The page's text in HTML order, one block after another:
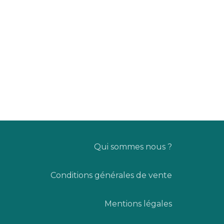
Qui sommes nous ?
Conditions générales de vente
Mentions légales